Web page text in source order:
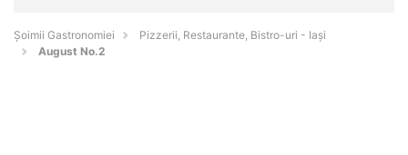
Șoimii Gastronomiei
Pizzerii, Restaurante, Bistro-uri - Iaşi
August No.2